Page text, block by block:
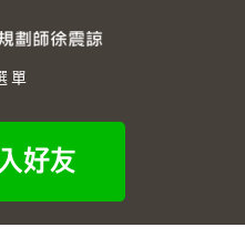
單